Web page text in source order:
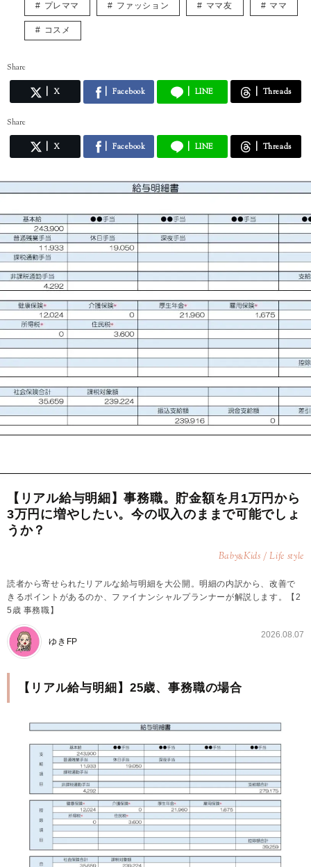
プレママ ファッション ママ友 ママ
コスメ
Share
X Facebook LINE Threads
Share
X Facebook LINE Threads
【リアル給与明細】事務職。貯金額を月1万円から
3万円に増やしたい。今の収入のままで可能でしょ
うか？
Baby&Kids / Life style
読者から寄せられたリアルな給与明細を大公開。明細の内訳から、改善で
きるポイントがあるのか、ファイナンシャルプランナーが解説します。【2
5歳 事務職】
ゆきFP
2026.08.07
【リアル給与明細】25歳、事務職の場合